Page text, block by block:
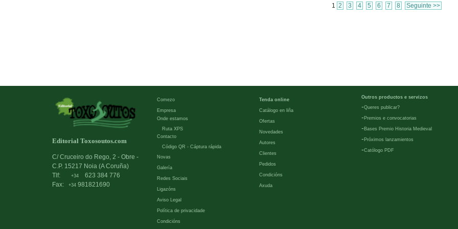
1 2 3 4 5 6 7 8 Seguinte >>
Editorial Toxosoutos.com
C/ Cruceiro do Rego, 2 - Obre -
C.P. 15217 Noia (A Coruña)
Tlf:
+34
623 384 776
Fax:
+34 981821690
Comezo
Empresa
Onde estamos
Ruta XPS
Contacto
Código QR - Cáptura rápida
Novas
Galería
Redes Sociais
Ligazóns
Aviso Legal
Política de privacidade
Condicións
Tenda online
Catálogo en liña
Ofertas
Novedades
Autores
Clientes
Pedidos
Condicións
Axuda
Outros productos e servizos
-Queres publicar?
- Premios e convocatorias
- Bases Premio Historia Medieval
- Próximos lanzamientos
-Católogo PDF